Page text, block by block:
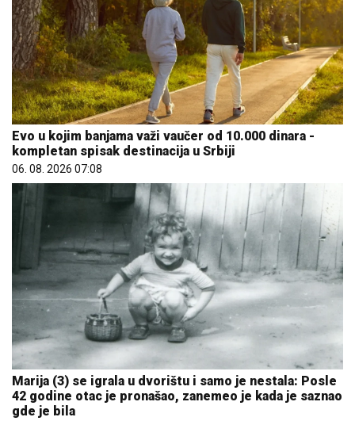
Evo u kojim banjama važi vaučer od 10.000 dinara -
kompletan spisak destinacija u Srbiji
06. 08. 2026 07:08
Marija (3) se igrala u dvorištu i samo je nestala: Posle
42 godine otac je pronašao, zanemeo je kada je saznao
gde je bila